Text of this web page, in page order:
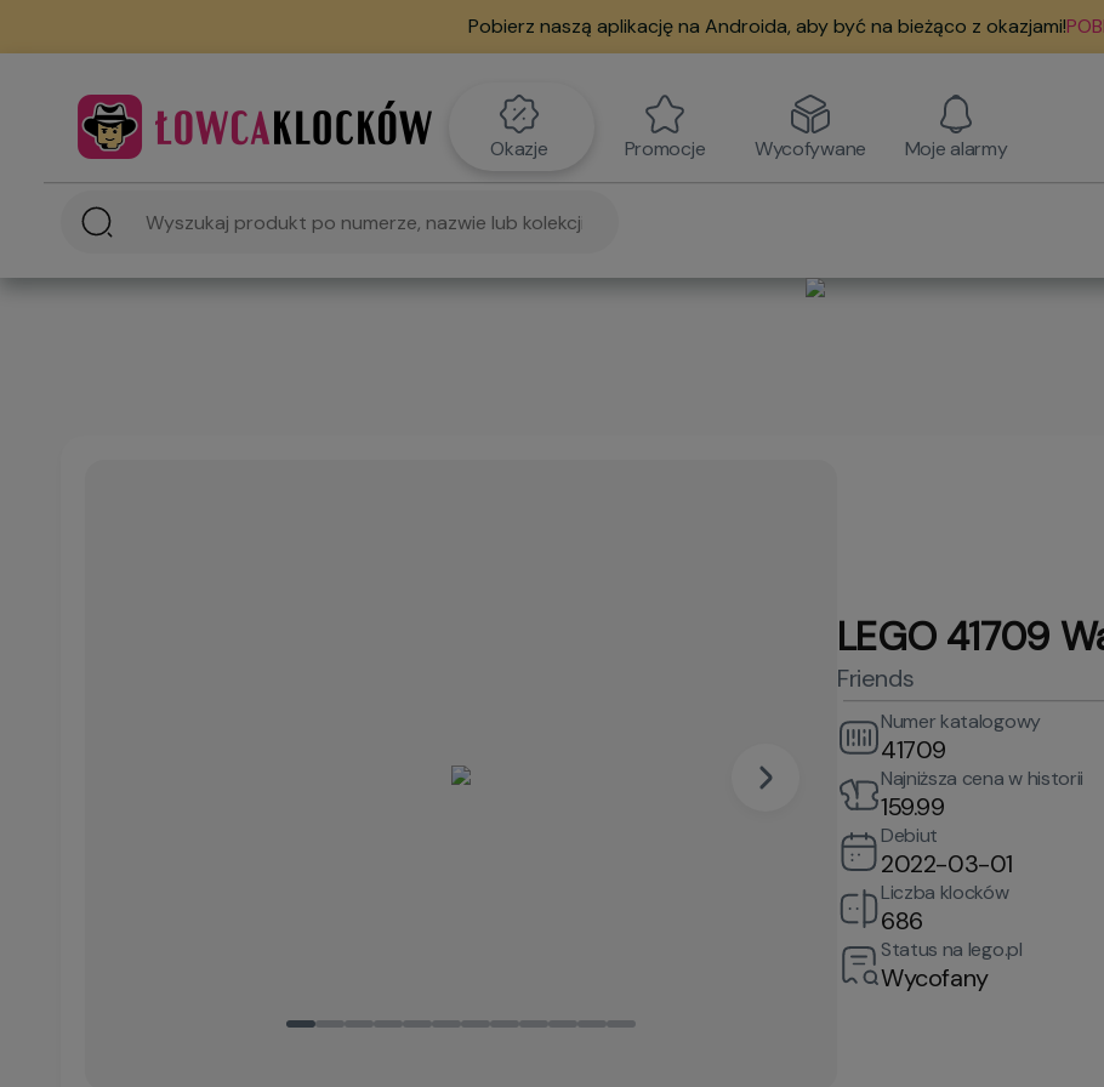
Pobierz naszą aplikację na Androida, aby być na bieżąco z okazjami!
Okazje Promocje Wycofywane Moje alarmy
LEGO 41709
Friends
Numer katalogowy
41709
Najniższa cena w historii
159.99
Debiut
2022-03-01
Liczba klocków
686
Status na lego.pl
Wycofany